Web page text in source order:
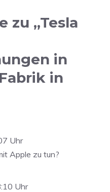
zu „Tesla
in
in
Uhr
Apple zu tun?
Uhr